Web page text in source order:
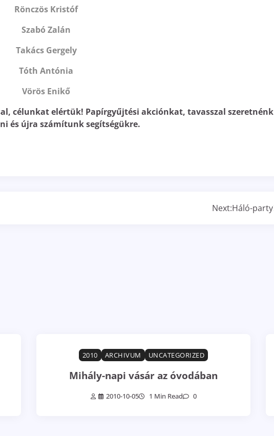
Rönczös Kristóf
Szabó Zalán
Takács Gergely
Tóth Antónia
Vörös Enikő
célunkat elértük! Papírgyűjtési akciónkat, tavasszal szeretnénk
és újra számítunk segítségükre.
Next:Háló-party
2010 ARCHIVUM UNCATEGORIZED
Mihály-napi vásár az óvodában
2010-10-05 1 Min Read 0